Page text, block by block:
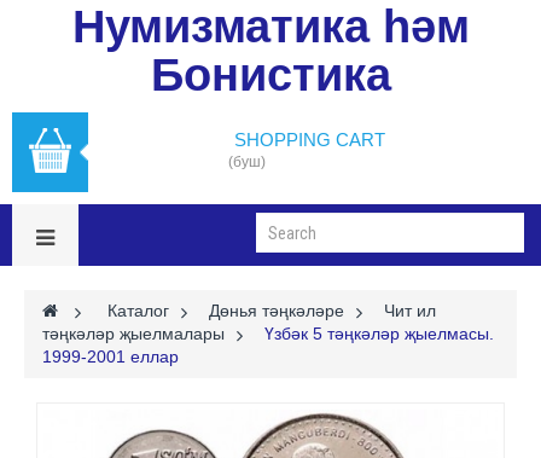
Нумизматика һәм
Бонистика
SHOPPING CART
(буш)
> Каталог > Дөнья тәңкәләре >
Чит ил
тәңкәләр җыелмалары
>
Үзбәк 5 тәңкәләр җыелмасы.
1999-2001 еллар